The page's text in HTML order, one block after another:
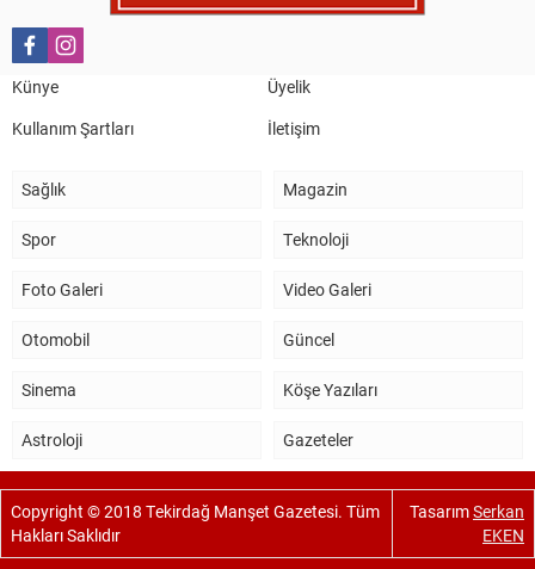
TEKİRDAĞ İL EMNİYET MÜDÜRÜMÜZE HAYIRLI OLSUN
Künye
Üyelik
Kullanım Şartları
İletişim
Sağlık Magazin
Spor Teknoloji
Foto Galeri Video Galeri
Otomobil Güncel
Sinema Köşe Yazıları
Astroloji Gazeteler
Copyright © 2018 Tekirdağ Manşet Gazetesi. Tüm
Hakları Saklıdır
TasarımSerkan
EKEN